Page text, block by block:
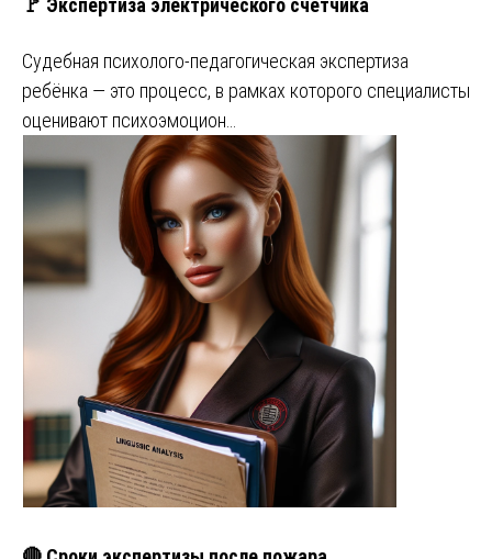
🚩 Экспертиза электрического счетчика
Судебная психолого-педагогическая экспертиза
ребёнка — это процесс, в рамках которого специалисты
оценивают психоэмоцион…